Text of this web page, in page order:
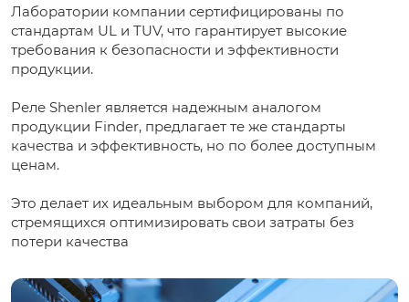
Лаборатории компании сертифицированы по
стандартам UL и TUV, что гарантирует высокие
требования к безопасности и эффективности
продукции.
Реле Shenler является надежным аналогом
продукции Finder, предлагает те же стандарты
качества и эффективность, но по более доступным
ценам.
Это делает их идеальным выбором для компаний,
стремящихся оптимизировать свои затраты без
потери качества